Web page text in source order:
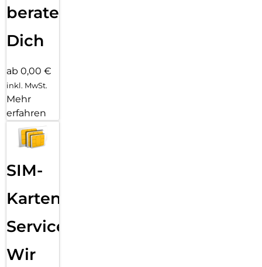
beraten
Dich
ab 0,00 €
inkl. MwSt.
Mehr
erfahren
SIM-
Karten
Service:
Wir